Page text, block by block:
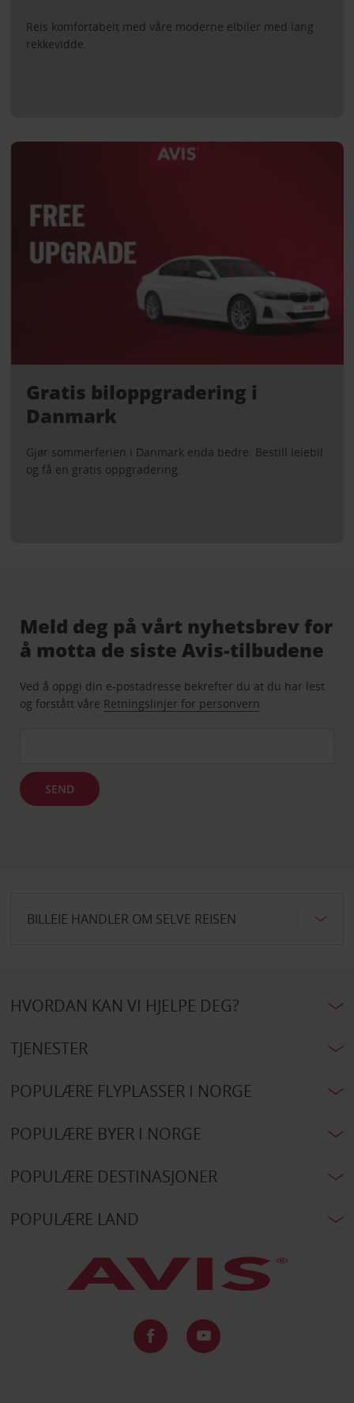
Reis komfortabelt med våre moderne elbiler med lang
rekkevidde.
Gratis biloppgradering i
Danmark
Gjør sommerferien i Danmark enda bedre. Bestill leiebil
og få en gratis oppgradering.
Meld deg på vårt nyhetsbrev for
å motta de siste Avis-tilbudene
Ved å oppgi din e-postadresse bekrefter du at du har lest
og forstått våre Retningslinjer for personvern
SEND
BILLEIE HANDLER OM SELVE REISEN
HVORDAN KAN VI HJELPE DEG?
TJENESTER
POPULÆRE FLYPLASSER I NORGE
POPULÆRE BYER I NORGE
POPULÆRE DESTINASJONER
POPULÆRE LAND